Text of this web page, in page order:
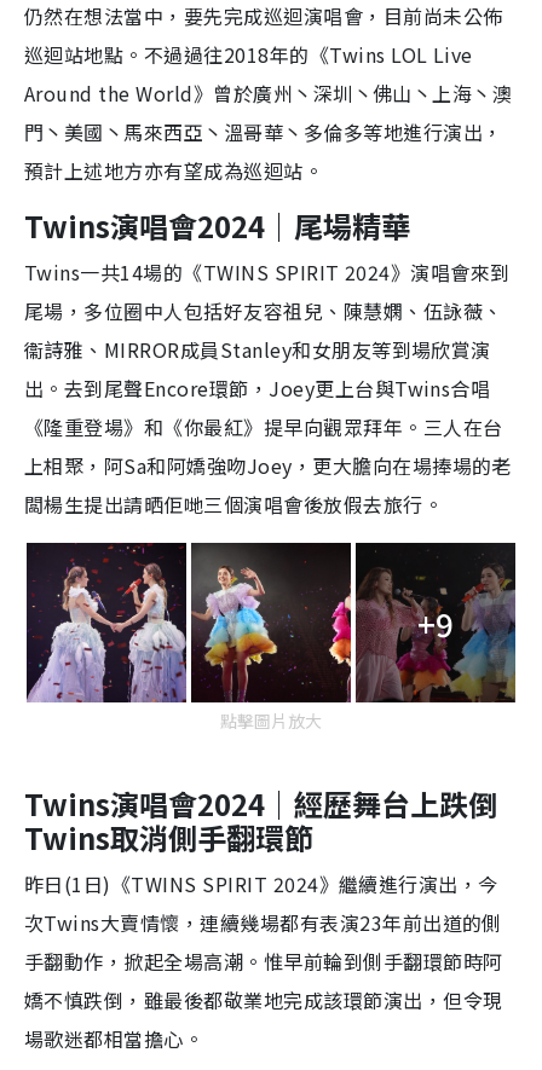
仍然在想法當中，要先完成巡迴演唱會，目前尚未公佈
巡迴站地點。不過過往2018年的《Twins LOL Live
Around the World》曾於廣州丶深圳丶佛山丶上海丶澳
門丶美國丶馬來西亞丶溫哥華丶多倫多等地進行演出，
預計上述地方亦有望成為巡迴站。
Twins演唱會2024｜尾場精華
Twins一共14場的《TWINS SPIRIT 2024》演唱會來到
尾場，多位圈中人包括好友容祖兒、 陳慧嫻、 伍詠薇、
衞詩雅、 MIRROR成員Stanley和女朋友等到場欣賞演
出。去到尾聲Encore環節，Joey更上台與Twins合唱
《隆重登場》和《你最紅》提早向觀眾拜年。三人在台
上相聚，阿Sa和阿嬌強吻Joey，更大膽向在場捧場的老
闆楊生提出請晒佢哋三個演唱會後放假去旅行。
+9
點擊圖片放大
Twins演唱會2024｜經歷舞台上跌倒
Twins取消側手翻環節
昨日(1日)《TWINS SPIRIT 2024》繼續進行演出，今
次Twins大賣情懷，連續幾場都有表演23年前出道的側
手翻動作，掀起全場高潮。惟早前輪到側手翻環節時阿
嬌不慎跌倒，雖最後都敬業地完成該環節演出，但令現
場歌迷都相當擔心。